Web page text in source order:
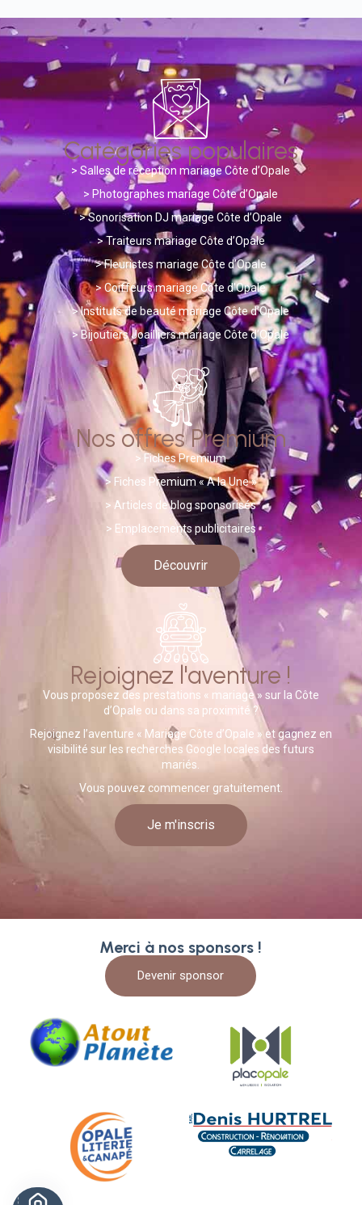
Catégories populaires
>Salles de réception mariage Côte d’Opale
> Photographes mariage Côte d’Opale
>Sonorisation DJ mariage Côte d’Opale
>Traiteurs mariage Côte d’Opale
>Fleuristes mariage Côte d’Opale
>Coiffeurs mariage Côte d’Opale
>Instituts de beauté mariage Côte d’Opale
>Bijoutiers Joailliers mariage Côte d’Opale
Nos offres Premium
> Fiches Premium
> Fiches Premium « A la Une »
>Articles de blog sponsorisés
> Emplacements publicitaires
Découvrir
Rejoignez l'aventure !
Vous proposez des prestations « mariage » sur la Côte
d’Opale ou dans sa proximité ?
Rejoignez l’aventure « Mariage Côte d’Opale » et gagnez en
visibilité sur les recherches Google locales des futurs
mariés.
Vous pouvez commencer gratuitement.
Je m'inscris
Merci à nos sponsors !
Devenir sponsor